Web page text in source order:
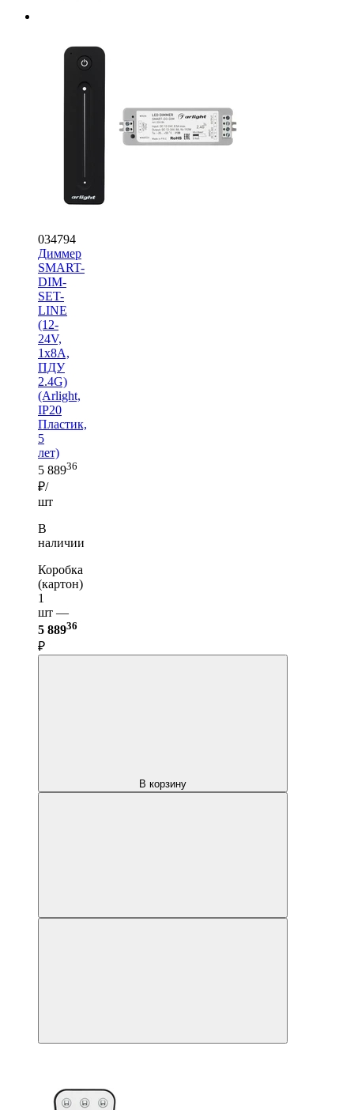
034794
Диммер
SMART-
DIM-
SET-
LINE
(12-
24V,
1x8A,
ПДУ
2.4G)
(Arlight,
IP20
Пластик,
5
лет)
5 88936
₽/
шт
В
наличии
Коробка
(картон)
1
шт —
5 88936
₽
В корзину